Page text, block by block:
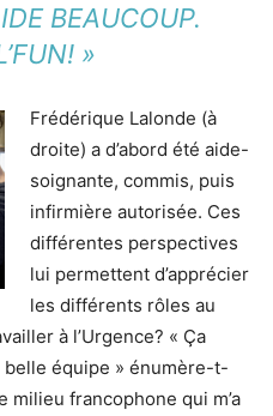
BEAUCOUP.
»
Frédérique Lalonde (à
droite) a d’abord été aide-
soignante, commis, puis
infirmière autorisée. Ces
différentes perspectives
lui permettent d’apprécier
les différents rôles au
à l’Urgence? « Ça
belle équipe » énumère-t-
milieu francophone qui m’a